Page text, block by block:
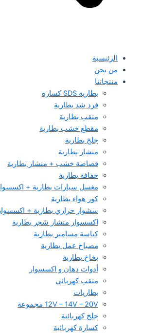
الرئيسية
من نحن
منتجاتنا
بطارية SDS كسارة
فرد شد بطارية
مثقب بطارية
مقطع خشب بطارية
جلخ بطارية
منشار بطارية
قصاصة خشب + منشار بطارية
حفافة بطارية
مغسل سيارات بطارية + اكسسوار
كور هواء بطارية
سشوار حراري بطارية + اكسسوار
اكسسوار منشار شجر بطارية
كباسة مسامير بطارية
مصباح عمل بطارية
بخاخ بطارية
أدوات دهان و اكسسوار
مثقب كهربائي
بطاريات
12V – 14V – 20V مجموعة
جلخ كهربائية
كسارة كهربائية